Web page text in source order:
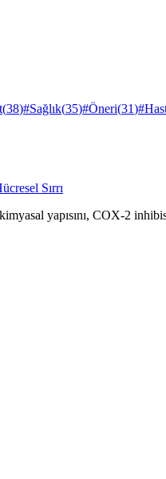
(38)#Sağlık(35)#Öneri(31)#
Sırrı
yapısını, COX-2